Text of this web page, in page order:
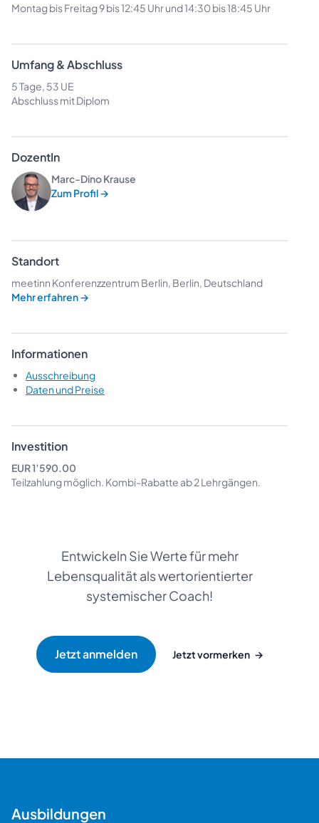
Montag bis Freitag 9 bis 12:45 Uhr und 14:30 bis 18:45 Uhr
Umfang & Abschluss
5 Tage, 53 UE
Abschluss mit Diplom
DozentIn
Marc-Dino Krause
Zum Profil→
Standort
meetinn Konferenzzentrum Berlin, Berlin, Deutschland
Mehr erfahren→
Informationen
Ausschreibung
Daten und Preise
Investition
EUR 1’590.00
Teilzahlung möglich. Kombi-Rabatte ab 2 Lehrgängen.
Entwickeln Sie Werte für mehr
Lebensqualität als wertorientierter
systemischer Coach!
Jetzt vormerken →
Ausbildungen